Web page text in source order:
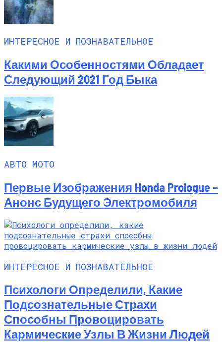
ИНТЕРЕСНОЕ И ПОЗНАВАТЕЛЬНОЕ
Какими Особенностями Обладает
Следующий 2021 Год Быка
АВТО МОТО
Первые Изображения Honda Prologue –
Анонс Будущего Электромобиля
ИНТЕРЕСНОЕ И ПОЗНАВАТЕЛЬНОЕ
Психологи Определили, Какие
Подсознательные Страхи
Способны Провоцировать
Кармические Узлы В Жизни Людей